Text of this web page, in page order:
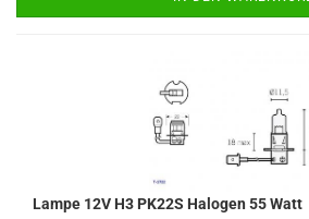
Lampe 12V H3 PK22S Halogen 55 Watt